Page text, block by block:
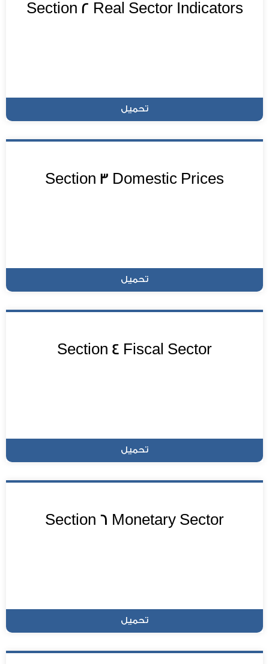
Section 2 Real Sector Indicators
تحميل
Section 3 Domestic Prices
تحميل
Section 4 Fiscal Sector
تحميل
Section 6 Monetary Sector
تحميل